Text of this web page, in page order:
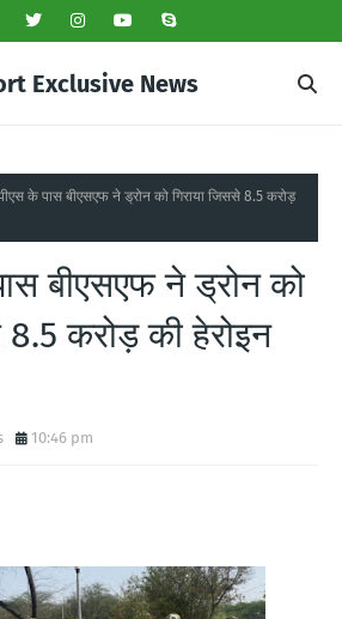
Exclusive News
के पास बीएसएफ ने ड्रोन को गिराया जिससे 8.5 करोड़
बीएसएफ ने ड्रोन को
8.5 करोड़ की हेरोइन
10:46 pm